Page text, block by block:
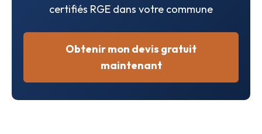
certifiés RGE dans votre commune
Obtenir mon devis gratuit
maintenant